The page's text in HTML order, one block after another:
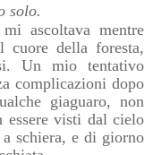
solo.
ascoltava mentre
cuore della foresta,
Un mio tentativo
complicazioni dopo
giaguaro, non
essere visti dal cielo
schiera, e di giorno